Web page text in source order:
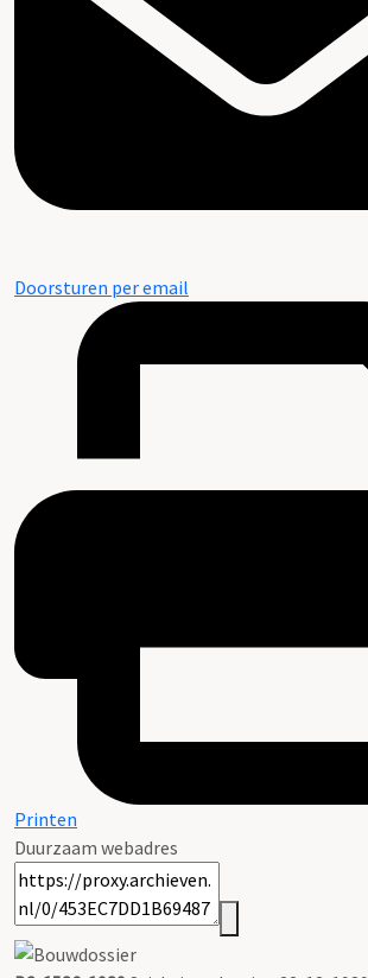
Doorsturen per email
Printen
Duurzaam webadres